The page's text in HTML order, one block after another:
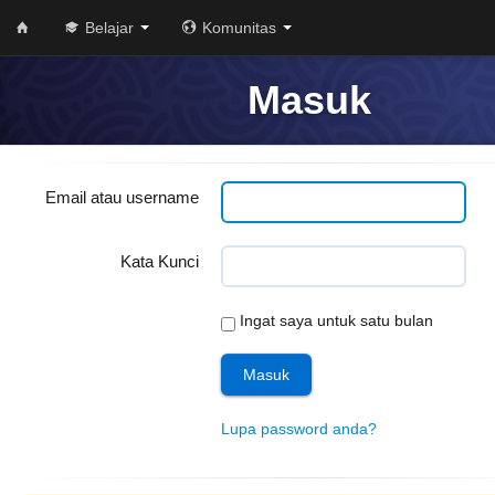
Belajar Komunitas
Masuk
Email atau username
Kata Kunci
Ingat saya untuk satu bulan
Lupa password anda?